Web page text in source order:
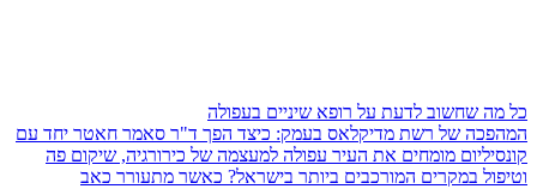
כל מה שחשוב לדעת על רופא שיניים בעפולה
המהפכה של רשת מדיקלאס בעמק: כיצד הפך ד"ר סאמר חאטר יחד עם
קונסיליום מומחים את העיר עפולה למעצמה של כירורגיה, שיקום פה
וטיפול במקרים המורכבים ביותר בישראל? כאשר מתעורר כאב